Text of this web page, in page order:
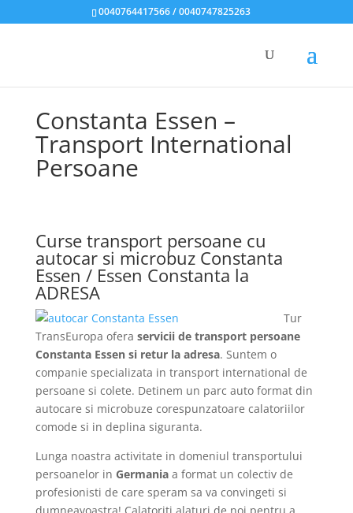
0040764417566 / 0040747825263
Constanta Essen –
Transport International
Persoane
Curse transport persoane cu
autocar si microbuz Constanta
Essen / Essen Constanta la
ADRESA
Tur
TransEuropa ofera servicii de transport persoane
Constanta Essen si retur la adresa. Suntem o
companie specializata in transport international de
persoane si colete. Detinem un parc auto format din
autocare si microbuze corespunzatoare calatoriilor
comode si in deplina siguranta.
Lunga noastra activitate in domeniul transportului
persoanelor in Germaniaa format un colectiv de
profesionisti de care speram sa va convingeti si